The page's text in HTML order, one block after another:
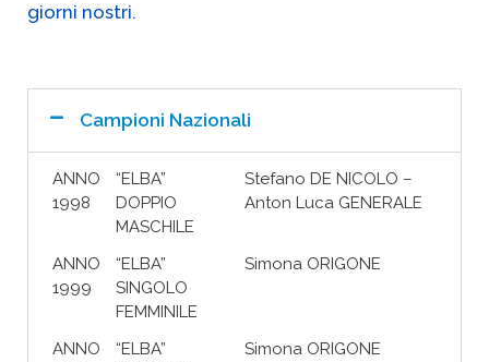
giorni nostri.
Campioni Nazionali
ANNO
1998
“ELBA”
DOPPIO
MASCHILE
Stefano DE NICOLO –
Anton Luca GENERALE
ANNO
1999
“ELBA”
SINGOLO
FEMMINILE
Simona ORIGONE
ANNO
“ELBA”
Simona ORIGONE